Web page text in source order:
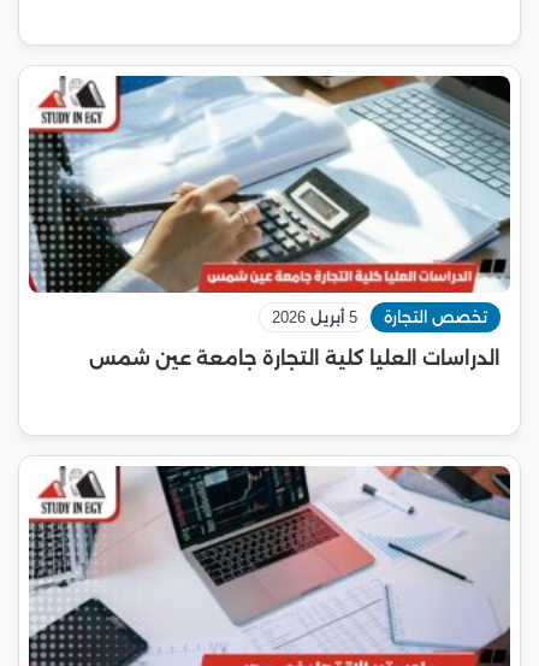
تخصص التجارة 5 أبريل 2026
الدراسات العليا كلية التجارة جامعة عين شمس